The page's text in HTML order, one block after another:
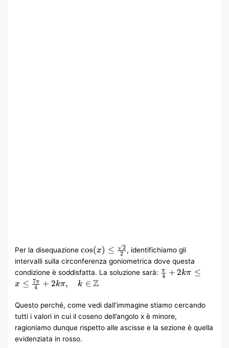
Per la disequazione\cos(x) \leq
\frac{\sqrt{2}}
{2}
cos(x) ≤ 2
2 , identifichiamo gli
intervalli sulla circonferenza goniometrica dove questa
condizione è soddisfatta. La soluzione sarà: \frac{\pi}
{4} + 2k\pi
\frac{7\pi}
{4} + 2k\pi,
\quad k \in
\mathbb{Z}
4
π +2kπ ≤
x ≤ 4
7π + 2kπ, k ∈ Z
Questo perché, come vedi dall’immagine stiamo cercando
tutti i valori in cui il coseno dell’angolo x è minore,
ragioniamo dunque rispetto alle ascisse e la sezione è quella
evidenziata in rosso.